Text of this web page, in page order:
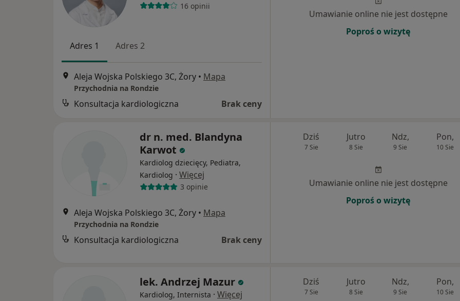
16 opinii
Adres 1 Adres 2
Aleja Wojska Polskiego 3C, Żory • Mapa
Przychodnia na Rondzie
Konsultacja kardiologiczna Brak ceny
Umawianie online nie jest dostępne
Poproś o wizytę
dr n. med. Blandyna
Karwot
Kardiolog dziecięcy, Pediatra,
Kardiolog · Więcej
3 opinie
Aleja Wojska Polskiego 3C, Żory • Mapa
Przychodnia na Rondzie
Konsultacja kardiologiczna Brak ceny
Dziś
7 Sie
Jutro
8 Sie
Ndz,
9 Sie
Pon,
10 Sie
Umawianie online nie jest dostępne
Poproś o wizytę
lek. Andrzej Mazur
Kardiolog, Internista · Więcej
Dziś
7 Sie
Jutro
8 Sie
Ndz,
9 Sie
Pon,
10 Sie